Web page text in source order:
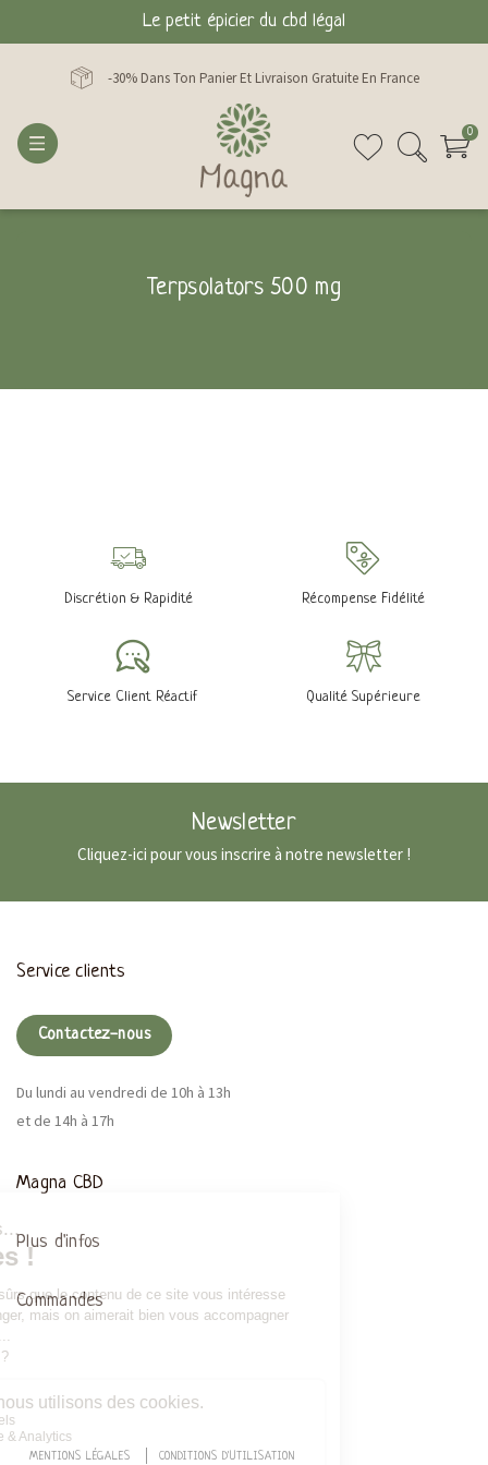
Le petit épicier du cbd légal
-30% Dans Ton Panier Et Livraison Gratuite En France
0
Terpsolators 500 mg
Discrétion & Rapidité Récompense Fidélité
Service Client Réactif Qualité Supérieure
Newsletter
Cliquez-ici pour vous inscrire à notre newsletter !
Service clients
Contactez-nous
Du lundi au vendredi de 10h à 13h
et de 14h à 17h
Magna CBD
Plus d'infos
Commandes
MENTIONS LÉGALES CONDITIONS D'UTILISATION